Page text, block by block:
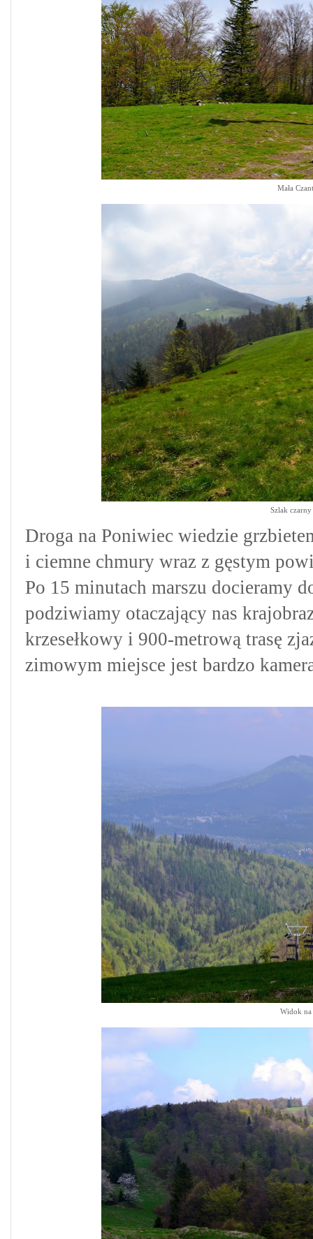
Mała
Szlak
Droga na Poniwiec wiedzie
i ciemne chmury wraz z gęstym
Po 15 minutach marszu docieramy
podziwiamy otaczający nas
krzesełkowy i 900-metrową trasę
zimowym miejsce jest bardzo
Widok na